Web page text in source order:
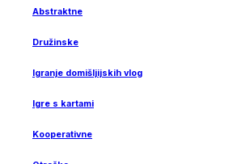
Abstraktne
Družinske
Igranje domišljijskih vlog
Igre s kartami
Kooperativne